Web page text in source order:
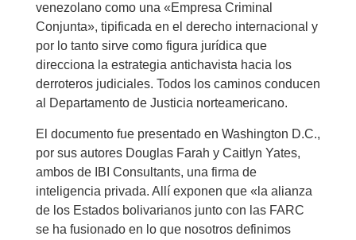
venezolano como una «Empresa Criminal
Conjunta», tipificada en el derecho internacional y
por lo tanto sirve como figura jurídica que
direcciona la estrategia antichavista hacia los
derroteros judiciales. Todos los caminos conducen
al Departamento de Justicia norteamericano.
El documento fue presentado en Washington D.C.,
por sus autores Douglas Farah y Caitlyn Yates,
ambos de IBI Consultants, una firma de
inteligencia privada. Allí exponen que «la alianza
de los Estados bolivarianos junto con las FARC
se ha fusionado en lo que nosotros definimos